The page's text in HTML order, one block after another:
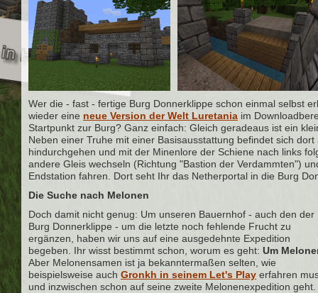
Wer die - fast - fertige Burg Donnerklippe schon einmal selbst
wieder eine neue Version der Welt Luretania im
Startpunkt zur Burg? Ganz einfach: Gleich geradeaus ist ein
Neben einer Truhe mit einer Basisausstattung befindet sich
hindurchgehen und mit der Minenlore der Schiene nach links
andere Gleis wechseln (Richtung "Bastion der Verdammten")
Endstation fahren. Dort seht Ihr das Netherportal in die Burg
Die Suche nach Melonen
Doch damit nicht genug: Um unseren Bauernhof - auch den der
Burg Donnerklippe - um die letzte noch fehlende Frucht zu
ergänzen, haben wir uns auf eine ausgedehnte Expedition
begeben. Ihr wisst bestimmt schon, worum es geht: Um
Aber Melonensamen ist ja bekanntermaßen selten, wie
beispielsweise auch Gronkh in seinem Let's Play erfahren
und inzwischen schon auf seine zweite Melonenexpedition geht.